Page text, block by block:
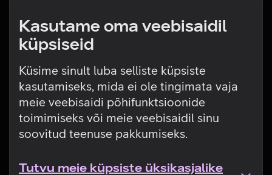
Kasutame oma veebisaidil
küpsiseid
Küsime sinult luba selliste küpsiste
kasutamiseks, mida ei ole tingimata vaja
meie veebisaidi põhifunktsioonide
toimimiseks või meie veebisaidil sinu
soovitud teenuse pakkumiseks.
Tutvu meie küpsiste üksikasjalike
Tehniline viga